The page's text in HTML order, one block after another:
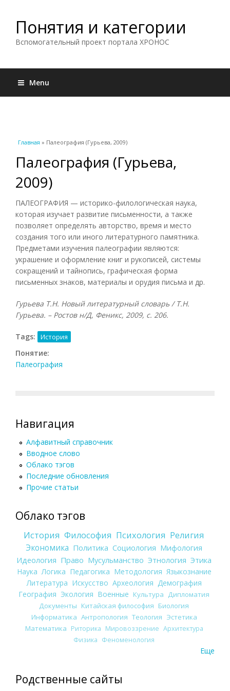
Понятия и категории
Вспомогательный проект портала ХРОНОС
Menu
Вы здесь
Главная » Палеография (Гурьева, 2009)
Палеография (Гурьева,
2009)
ПАЛЕОГРАФИЯ — историко-филологическая наука,
которая изучает развитие письменности, а также
позволяет определять авторство, время и место
создания того или иного литературного памятника.
Предметами изучения палеографии являются:
украшение и оформление книг и рукописей, системы
сокращений и тайнопись, графическая форма
письменных знаков, материалы и орудия письма и др.
Гурьева Т.Н. Новый литературный словарь / Т.Н.
Гурьева. – Ростов н/Д, Феникс, 2009, с. 206.
Tags: История
Понятие:
Палеография
Навигация
Алфавитный справочник
Вводное слово
Облако тэгов
Последние обновления
Прочие статьи
Облако тэгов
История Философия Психология Религия
Экономика Политика Социология Мифология
Идеология Право Мусульманство Этнология Этика
Наука Логика Педагогика Методология Языкознание
Литература Искусство Археология Демография
География Экология Военные Культура
Дипломатия
Документы Китайская философия Биология
Информатика Антропология Теология Эстетика
Математика Риторика Мировоззрение Архитектура
Физика Феноменология
Еще
Родственные сайты